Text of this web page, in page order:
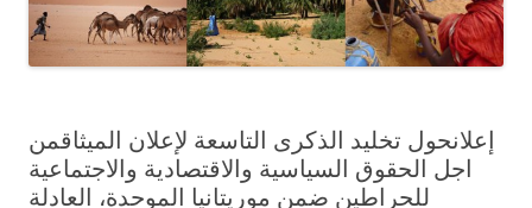
إعلانحول تخليد الذكرى التاسعة لإعلان الميثاقمن
اجل الحقوق السياسية والاقتصادية والاجتماعية
للحراطين ضمن موريتانيا الموحدة، العادلة